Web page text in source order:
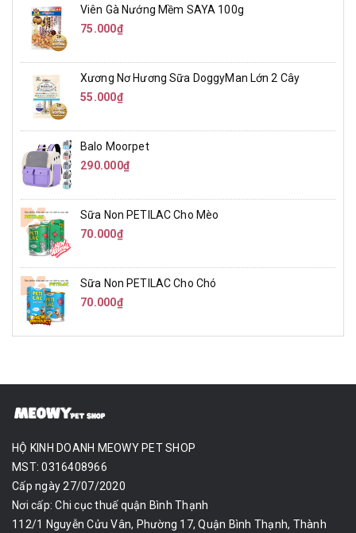
Viên Gà Nướng Mềm SAYA 100g
75.000₫
Xương Nơ Hương Sữa DoggyMan Lớn 2 Cây
55.000₫
Balo Moorpet
290.000₫
Sữa Non PETILAC Cho Mèo
70.000₫
Sữa Non PETILAC Cho Chó
70.000₫
HỘ KINH DOANH MEOWY PET SHOP
MST: 0316408966
Cấp ngày 27/07/2020
Nơi cấp: Chi cục thuế quận Bình Thạnh
112/1 Nguyễn Cửu Vân, Phường 17, Quận Bình Thạnh, Thành